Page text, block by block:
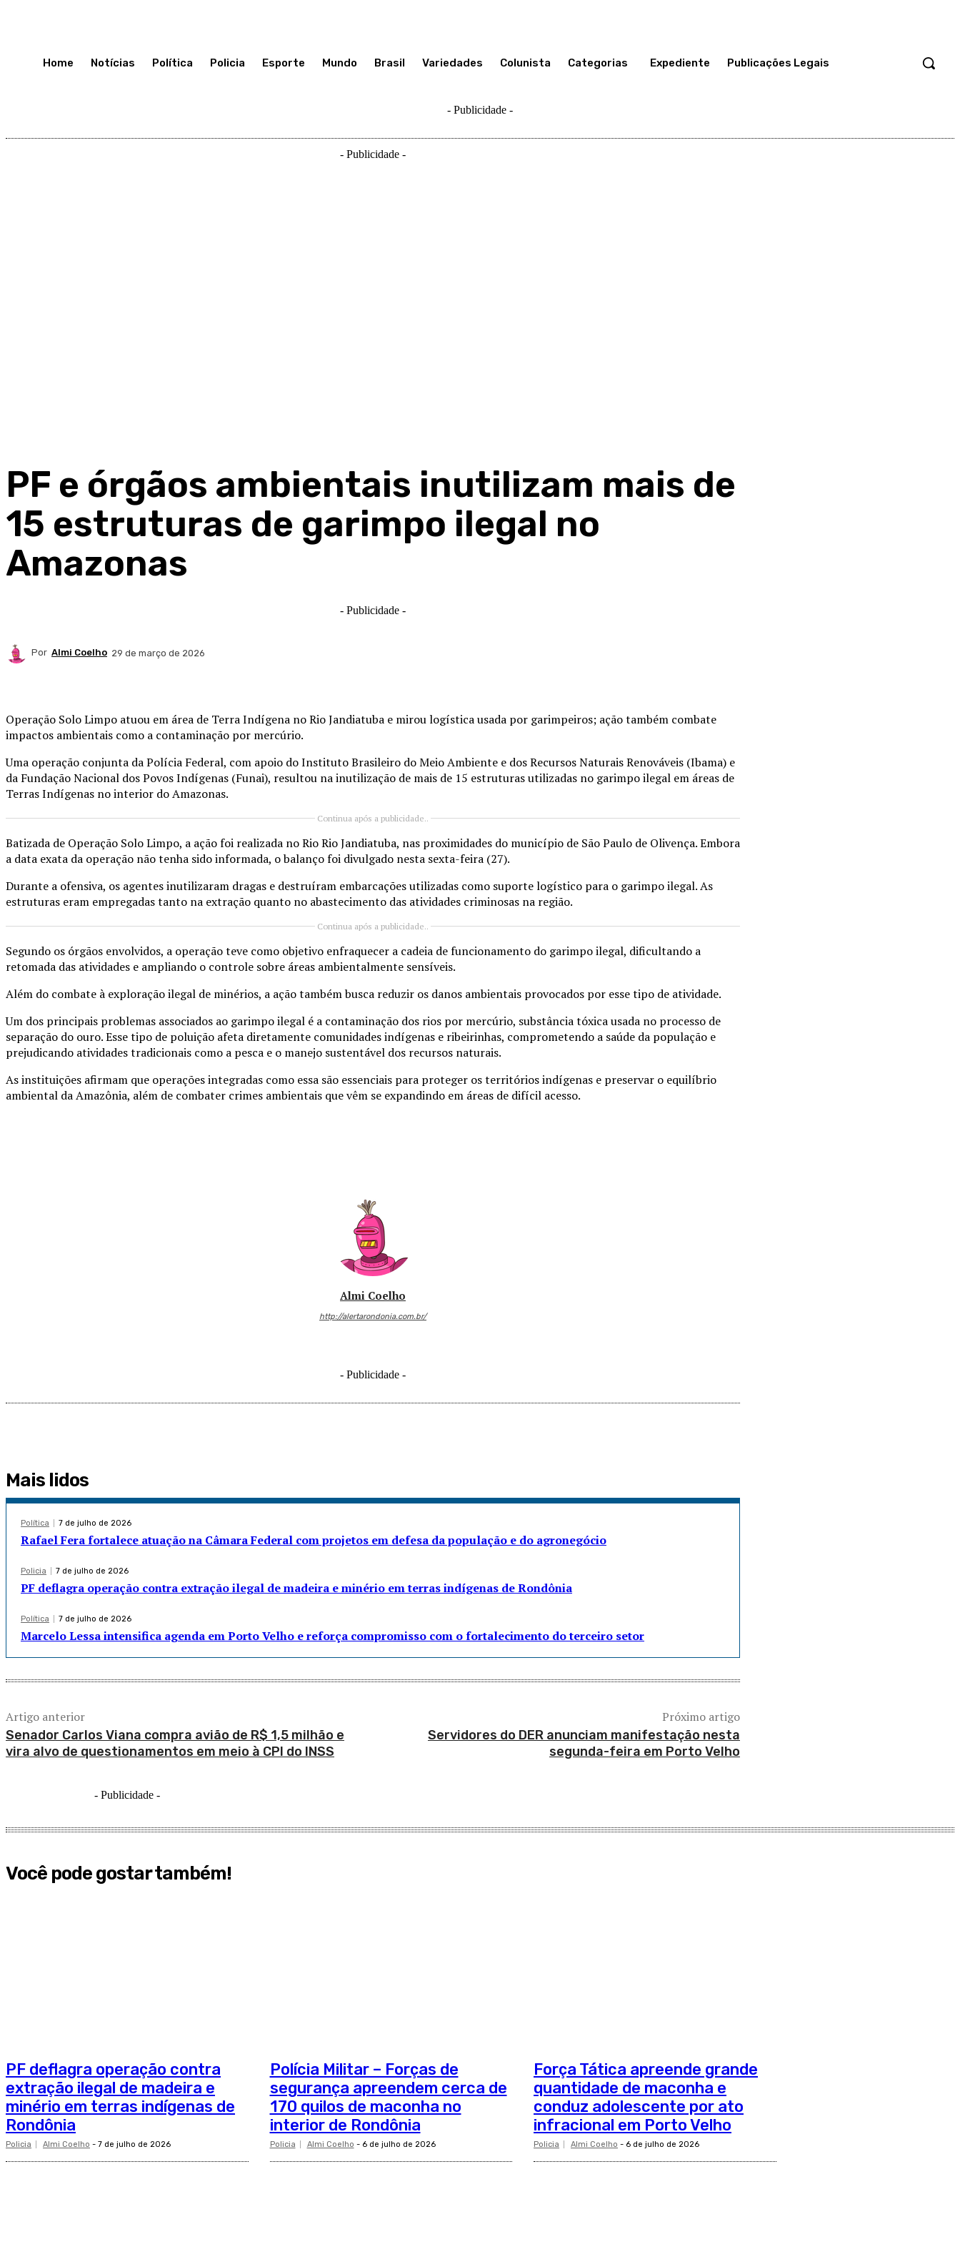
Home Notícias Política Policia Esporte Mundo Brasil Variedades Colunista Categorias Expediente Publicações Legais
- Publicidade -
- Publicidade -
PF e órgãos ambientais inutilizam mais de
15 estruturas de garimpo ilegal no
Amazonas
- Publicidade -
Por Almi Coelho 29 de março de 2026
Operação Solo Limpo atuou em área de Terra Indígena no Rio Jandiatuba e mirou logística usada por garimpeiros; ação também combate
impactos ambientais como a contaminação por mercúrio.
Uma operação conjunta da Polícia Federal, com apoio do Instituto Brasileiro do Meio Ambiente e dos Recursos Naturais Renováveis (Ibama) e
da Fundação Nacional dos Povos Indígenas (Funai), resultou na inutilização de mais de 15 estruturas utilizadas no garimpo ilegal em áreas de
Terras Indígenas no interior do Amazonas.
Continua após a publicidade..
Batizada de Operação Solo Limpo, a ação foi realizada no Rio Rio Jandiatuba, nas proximidades do município de São Paulo de Olivença. Embora
a data exata da operação não tenha sido informada, o balanço foi divulgado nesta sexta-feira (27).
Durante a ofensiva, os agentes inutilizaram dragas e destruíram embarcações utilizadas como suporte logístico para o garimpo ilegal. As
estruturas eram empregadas tanto na extração quanto no abastecimento das atividades criminosas na região.
Continua após a publicidade..
Segundo os órgãos envolvidos, a operação teve como objetivo enfraquecer a cadeia de funcionamento do garimpo ilegal, dificultando a
retomada das atividades e ampliando o controle sobre áreas ambientalmente sensíveis.
Além do combate à exploração ilegal de minérios, a ação também busca reduzir os danos ambientais provocados por esse tipo de atividade.
Um dos principais problemas associados ao garimpo ilegal é a contaminação dos rios por mercúrio, substância tóxica usada no processo de
separação do ouro. Esse tipo de poluição afeta diretamente comunidades indígenas e ribeirinhas, comprometendo a saúde da população e
prejudicando atividades tradicionais como a pesca e o manejo sustentável dos recursos naturais.
As instituições afirmam que operações integradas como essa são essenciais para proteger os territórios indígenas e preservar o equilíbrio
ambiental da Amazônia, além de combater crimes ambientais que vêm se expandindo em áreas de difícil acesso.
Almi Coelho
http://alertarondonia.com.br/
- Publicidade -
Mais lidos
Política 7 de julho de 2026
Rafael Fera fortalece atuação na Câmara Federal com projetos em defesa da população e do agronegócio
Policia 7 de julho de 2026
PF deflagra operação contra extração ilegal de madeira e minério em terras indígenas de Rondônia
Política 7 de julho de 2026
Marcelo Lessa intensifica agenda em Porto Velho e reforça compromisso com o fortalecimento do terceiro setor
Artigo anterior
Senador Carlos Viana compra avião de R$ 1,5 milhão e
vira alvo de questionamentos em meio à CPI do INSS
Próximo artigo
Servidores do DER anunciam manifestação nesta
segunda-feira em Porto Velho
- Publicidade -
Você pode gostar também!
PF deflagra operação contra
extração ilegal de madeira e
minério em terras indígenas de
Rondônia
Policia Almi Coelho - 7 de julho de 2026
Polícia Militar – Forças de
segurança apreendem cerca de
170 quilos de maconha no
interior de Rondônia
Policia Almi Coelho - 6 de julho de 2026
Força Tática apreende grande
quantidade de maconha e
conduz adolescente por ato
infracional em Porto Velho
Policia Almi Coelho - 6 de julho de 2026